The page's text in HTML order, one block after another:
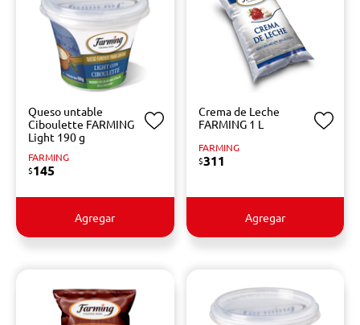
Queso untable
Ciboulette FARMING
Light 190 g
FARMING
$145
Agregar
Crema de Leche
FARMING 1 L
FARMING
$311
Agregar